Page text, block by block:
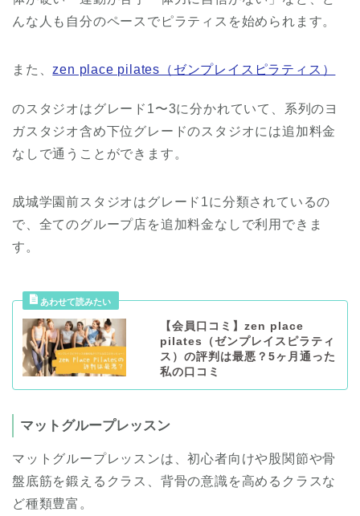
んな人も自分のペースでピラティスを始められます。
また、zen place pilates（ゼンプレイスピラティス）
のスタジオはグレード1〜3に分かれていて、系列のヨ
ガスタジオ含め下位グレードのスタジオには追加料金
なしで通うことができます。
成城学園前スタジオはグレード1に分類されているの
で、全てのグループ店を追加料金なしで利用できま
す。
【会員口コミ】zen place
pilates（ゼンプレイスピラティ
ス）の評判は最悪？5ヶ月通った
私の口コミ
マットグループレッスン
マットグループレッスンは、初心者向けや股関節や骨
盤底筋を鍛えるクラス、背骨の意識を高めるクラスな
ど種類豊富。